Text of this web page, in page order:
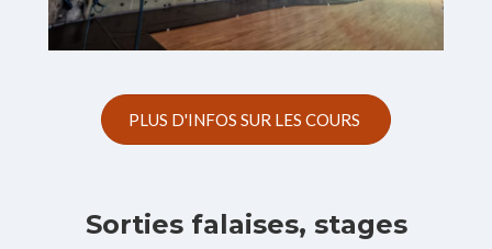
PLUS D'INFOS SUR LES COURS
Sorties falaises, stages